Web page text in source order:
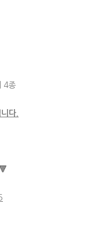
4종
다.